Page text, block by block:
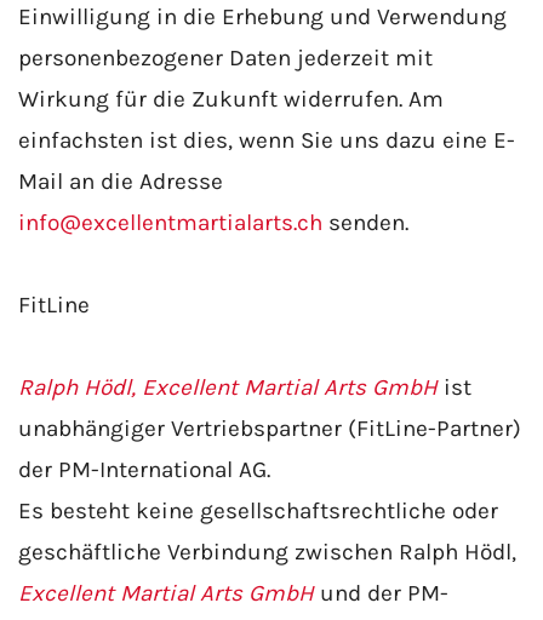
Einwilligung in die Erhebung und Verwendung
personenbezogener Daten jederzeit mit
Wirkung für die Zukunft widerrufen. Am
einfachsten ist dies, wenn Sie uns dazu eine E-
Mail an die Adresse
info@excellentmartialarts.ch senden.
FitLine
Ralph Hödl, Excellent Martial Arts GmbHist
unabhängiger Vertriebspartner (FitLine-Partner)
der PM-International AG.
Es besteht keine gesellschaftsrechtliche oder
geschäftliche Verbindung zwischen Ralph Hödl,
Excellent Martial Arts GmbHund der PM-